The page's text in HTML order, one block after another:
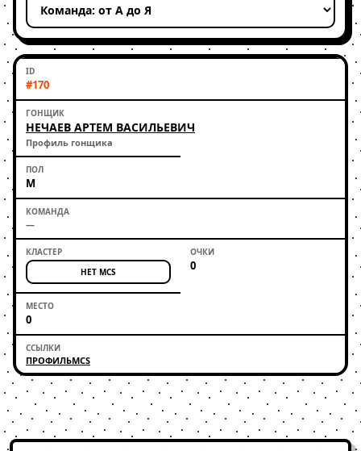
#170
НЕЧАЕВ АРТЕМ ВАСИЛЬЕВИЧ
Профиль гонщика
М
—
НЕТ MCS 0
0
ПРОФИЛЬMCS